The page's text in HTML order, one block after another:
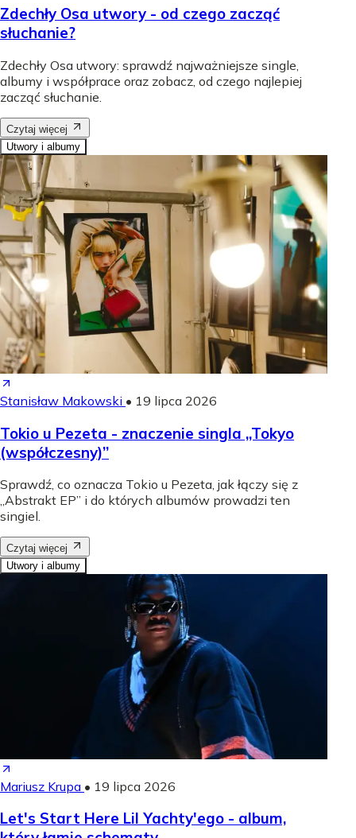
Zdechły Osa utwory - od czego zacząć
słuchanie?
Zdechły Osa utwory: sprawdź najważniejsze single,
albumy i współprace oraz zobacz, od czego najlepiej
zacząć słuchanie.
Czytaj więcej
Utwory i albumy
Stanisław Makowski • 19 lipca 2026
Tokio u Pezeta - znaczenie singla „Tokyo
(współczesny)”
Sprawdź, co oznacza Tokio u Pezeta, jak łączy się z
„Abstrakt EP” i do których albumów prowadzi ten
singiel.
Czytaj więcej
Utwory i albumy
Mariusz Krupa • 19 lipca 2026
Let's Start Here Lil Yachty'ego - album,